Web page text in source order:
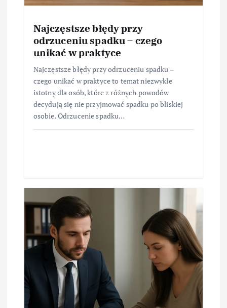
Najczęstsze błędy przy
odrzuceniu spadku – czego
unikać w praktyce
Najczęstsze błędy przy odrzuceniu spadku –
czego unikać w praktyce to temat niezwykle
istotny dla osób, które z różnych powodów
decydują się nie przyjmować spadku po bliskiej
osobie. Odrzucenie spadku…